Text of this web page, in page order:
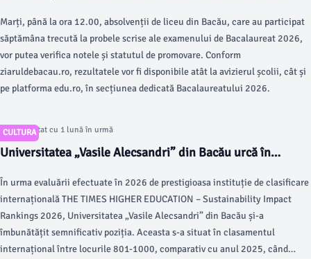
Marți, până la ora 12.00, absolvenții de liceu din Bacău, care au participat
săptămâna trecută la probele scrise ale examenului de Bacalaureat 2026,
vor putea verifica notele și statutul de promovare. Conform
ziaruldebacau.ro, rezultatele vor fi disponibile atât la avizierul școlii, cât și
pe platforma edu.ro, în secțiunea dedicată Bacalaureatului 2026.
CULTURA
Articol postat cu 1 lună în urmă
Universitatea „Vasile Alecsandri” din Bacău urcă în
În urma evaluării efectuate în 2026 de prestigioasa instituție de clasificare
internațională THE TIMES HIGHER EDUCATION – Sustainability Impact
Rankings 2026, Universitatea „Vasile Alecsandri” din Bacău și-a
îmbunătățit semnificativ poziția. Aceasta s-a situat în clasamentul
internațional între locurile 801-1000, comparativ cu anul 2025, când